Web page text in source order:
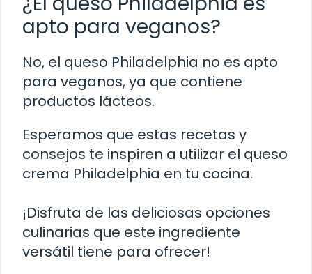
apto para veganos?
No, el queso Philadelphia no es apto
para veganos, ya que contiene
productos lácteos.
Esperamos que estas recetas y
consejos te inspiren a utilizar el queso
crema Philadelphia en tu cocina.
¡Disfruta de las deliciosas opciones
culinarias que este ingrediente
versátil tiene para ofrecer!